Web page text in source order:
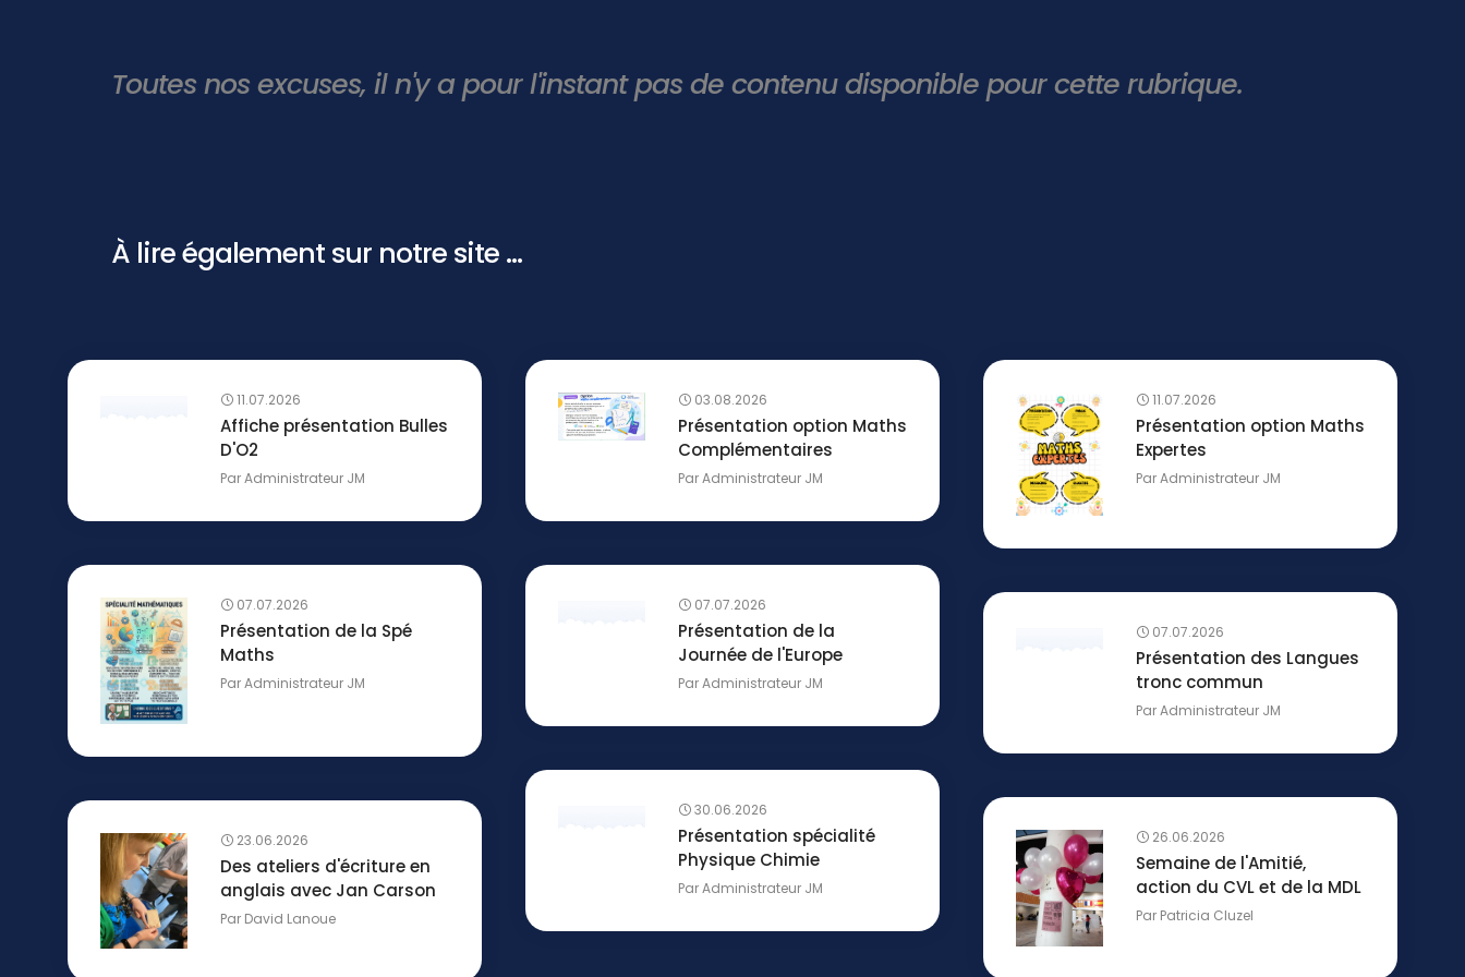
Toutes nos excuses, il n'y a pour l'instant pas de contenu disponible pour cette rubrique.
À lire également sur notre site ...
11.07.2026
Affiche présentation Bulles
D'O2
ParAdministrateur JM
03.08.2026
Présentation option Maths
Complémentaires
ParAdministrateur JM
11.07.2026
Présentation option Maths
Expertes
ParAdministrateur JM
07.07.2026
Présentation de la Spé
Maths
ParAdministrateur JM
07.07.2026
Présentation de la
Journée de l'Europe
ParAdministrateur JM
07.07.2026
Présentation des Langues
tronc commun
ParAdministrateur JM
30.06.2026
Présentation spécialité
Physique Chimie
ParAdministrateur JM
26.06.2026
Semaine de l'Amitié,
action du CVL et de la MDL
Par Patricia Cluzel
23.06.2026
Des ateliers d'écriture en
anglais avec Jan Carson
Par David Lanoue